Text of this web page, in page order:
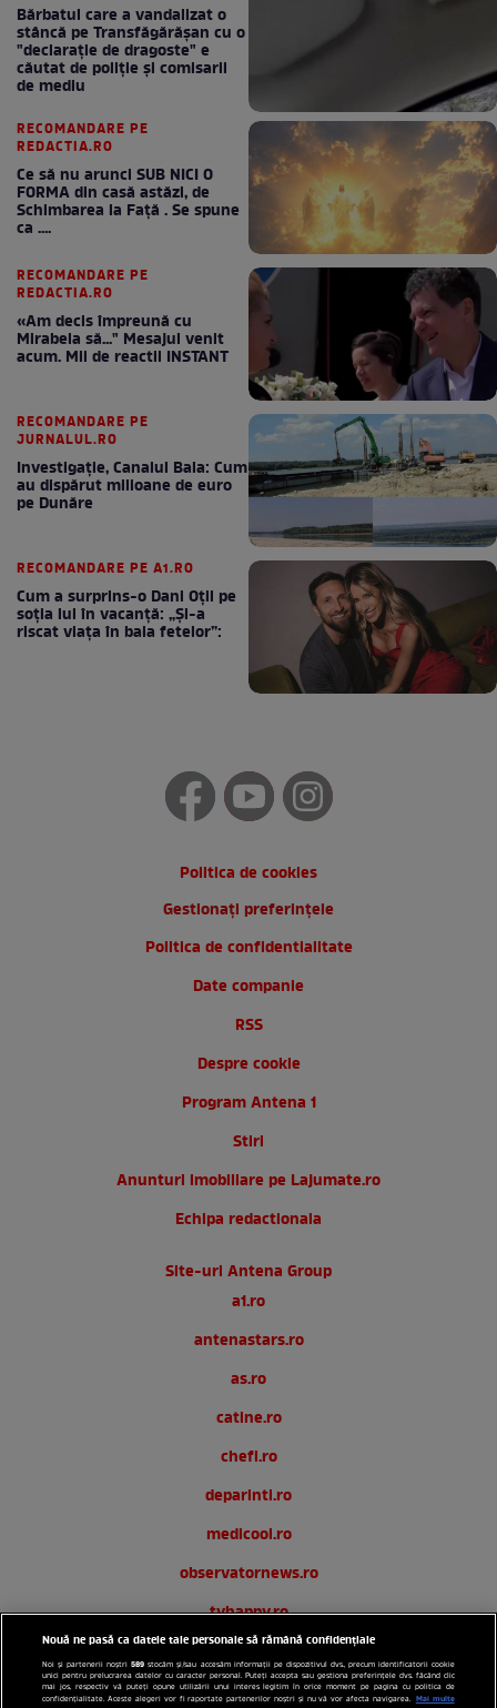
Bărbatul care a vandalizat o
stâncă pe Transfăgărășan cu o
"declaraţie de dragoste" e
căutat de poliție și comisarii
de mediu
RECOMANDARE PE
REDACTIA.RO
Ce să nu arunci SUB NICI O
FORMA din casă astăzi, de
Schimbarea la Față . Se spune
ca ....
RECOMANDARE PE
REDACTIA.RO
«Am decis împreună cu
Mirabela să..." Mesajul venit
acum. Mii de reactii INSTANT
RECOMANDARE PE
JURNALUL.RO
Investigație, Canalul Bala: Cum
au dispărut milioane de euro
pe Dunăre
RECOMANDARE PE A1.RO
Cum a surprins-o Dani Oțil pe
soția lui în vacanță: „Și-a
riscat viața în baia fetelor”:
Politica de cookies
Gestionați preferințele
Politica de confidentialitate
Date companie
RSS
Despre cookie
Program Antena 1
Stiri
Anunturi imobiliare pe Lajumate.ro
Echipa redactionala
Site-uri Antena Group
a1.ro
antenastars.ro
as.ro
catine.ro
chefi.ro
deparinti.ro
medicool.ro
observatornews.ro
tvhappy.ro
useit.ro
zutv.ro
Nouă ne pasă ca datele tale personale să rămână confidențiale
Noi și partenerii noștri589 stocăm și/sau accesăm informații pe dispozitivul dvs., precum identificatorii cookie
unici pentru prelucrarea datelor cu caracter personal. Puteți accepta sau gestiona preferințele dvs. făcând clic
mai jos, respectiv vă puteți opune utilizării unui interes legitim în orice moment pe pagina cu politica de
confidențialitate. Aceste alegeri vor fi raportate partenerilor noștri și nu vă vor afecta navigarea. Mai multe